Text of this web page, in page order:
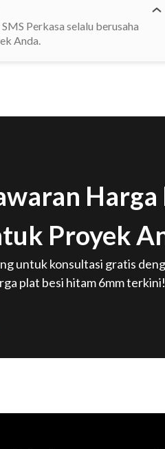
Perkasa selalu berusaha
Anda.
Harga
Proyek
untuk konsultasi gratis
plat besi hitam 6mm terkini!